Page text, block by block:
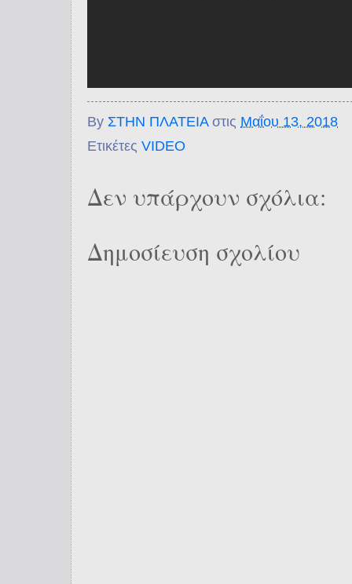
By ΣΤΗΝ ΠΛΑΤΕΙΑ στις Μαΐου 13, 2018
Ετικέτες VIDEO
Δεν υπάρχουν σχόλια:
Δημοσίευση σχολίου